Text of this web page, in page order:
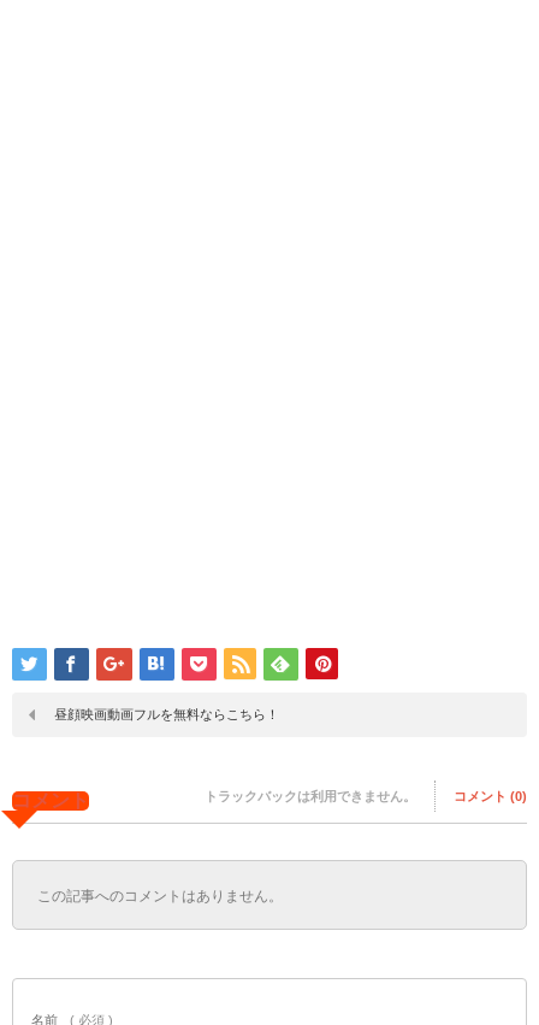
昼顔映画動画フルを無料ならこちら！
コメント トラックバックは利用できません。 コメント (0)
この記事へのコメントはありません。
名前 ( 必須 )